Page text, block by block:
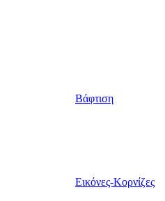
Βάφτιση
Εικόνες-Κορνίζες